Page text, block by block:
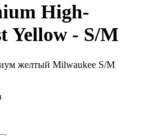
High-
Yellow - S/M
желтый Milwaukee S/M